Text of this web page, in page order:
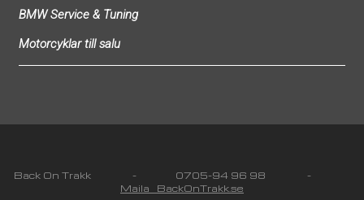
BMW Service & Tuning
Motorcyklar till salu
Back On Trakk - 0705-94 96 98 -
Maila BackOnTrakk.se